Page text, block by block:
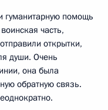
гуманитарную помощь
часть,
открытки,
души. Очень
она была
обратную связь.